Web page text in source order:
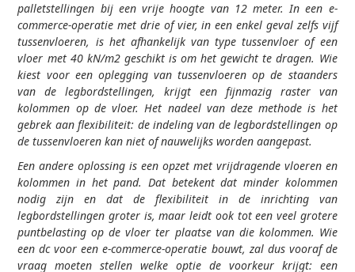
palletstellingen bij een vrije hoogte van 12 meter. In een e-
commerce-operatie met drie of vier, in een enkel geval zelfs vijf
tussenvloeren, is het afhankelijk van type tussenvloer of een
vloer met 40 kN/m2 geschikt is om het gewicht te dragen. Wie
kiest voor een oplegging van tussenvloeren op de staanders
van de legbordstellingen, krijgt een fijnmazig raster van
kolommen op de vloer. Het nadeel van deze methode is het
gebrek aan flexibiliteit: de indeling van de legbordstellingen op
de tussenvloeren kan niet of nauwelijks worden aangepast.
Een andere oplossing is een opzet met vrijdragende vloeren en
kolommen in het pand. Dat betekent dat minder kolommen
nodig zijn en dat de flexibiliteit in de inrichting van
legbordstellingen groter is, maar leidt ook tot een veel grotere
puntbelasting op de vloer ter plaatse van die kolommen. Wie
een dc voor een e-commerce-operatie bouwt, zal dus vooraf de
vraag moeten stellen welke optie de voorkeur krijgt: een